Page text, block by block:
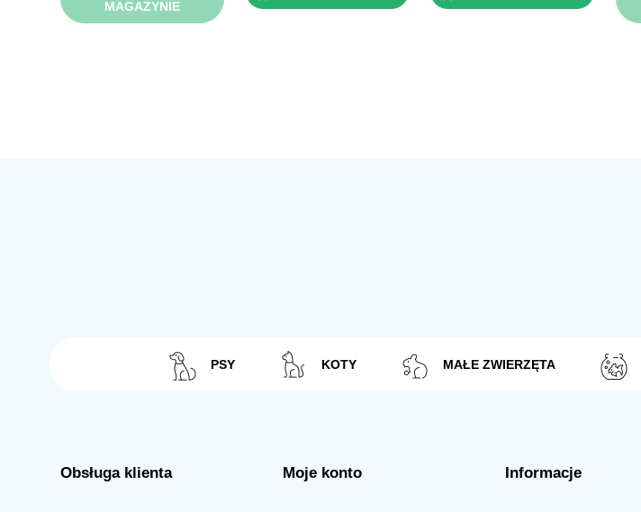
MAGAZYNIE
PSY KOTY MAŁE ZWIERZĘTA
Obsługa klienta Moje konto Informacje